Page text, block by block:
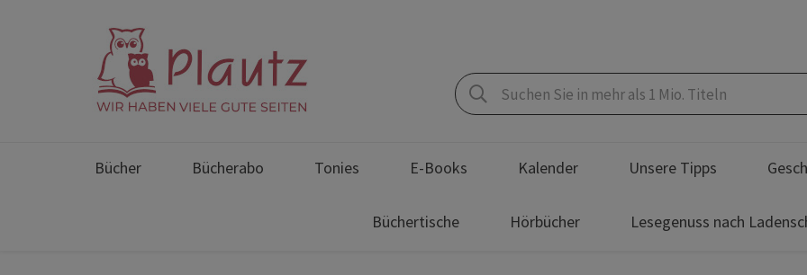
Bücher Bücherabo Tonies E-Books Kalender Unsere Tipps
Büchertische Hörbücher Lesegenuss nach